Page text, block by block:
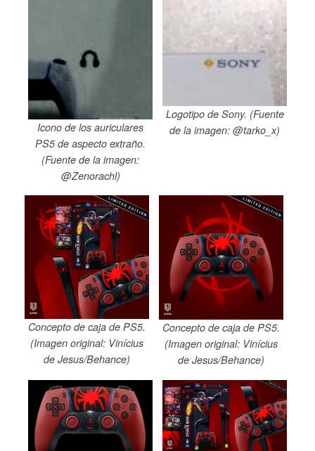
Icono de los auriculares
PS5 de aspecto extraño.
(Fuente de la imagen:
@Zenorachl)
Logotipo de Sony. (Fuente
de la imagen: @tarko_x)
Concepto de caja de PS5.
(Imagen original: Vinícius
de Jesus/Behance)
Concepto de caja de PS5.
(Imagen original: Vinícius
de Jesus/Behance)